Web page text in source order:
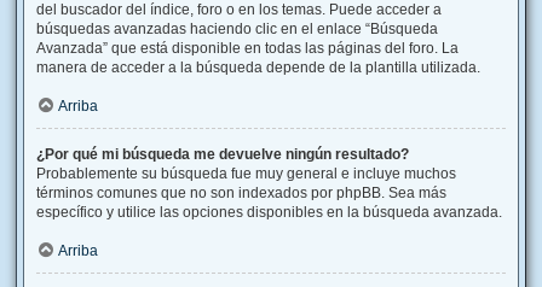
del buscador del índice, foro o en los temas. Puede acceder a
búsquedas avanzadas haciendo clic en el enlace “Búsqueda
Avanzada” que está disponible en todas las páginas del foro. La
manera de acceder a la búsqueda depende de la plantilla utilizada.
Arriba
¿Por qué mi búsqueda me devuelve ningún resultado?
Probablemente su búsqueda fue muy general e incluye muchos
términos comunes que no son indexados por phpBB. Sea más
específico y utilice las opciones disponibles en la búsqueda avanzada.
Arriba